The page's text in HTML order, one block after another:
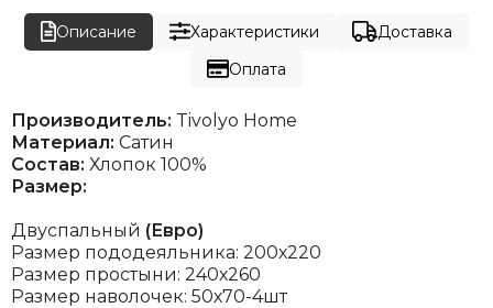
Описание Характеристики
Доставка
Оплата
Производитель: Tivolyo Home
Материал: Сатин
Состав: Хлопок 100%
Размер:
Двуспальный (Евро)
Размер пододеяльника: 200х220
Размер простыни: 240х260
Размер наволочек: 50х70-4шт